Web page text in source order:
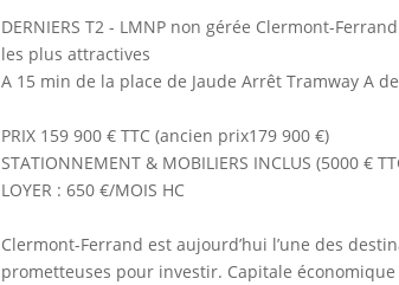
DERNIERS T2 - LMNP non gérée Clermont-
les plus attractives
A 15 min de la place de Jaude Arrêt Tramway A
PRIX 159 900 € TTC (ancien prix179 900 €)
STATIONNEMENT & MOBILIERS INCLUS (5000 €
LOYER : 650 €/MOIS HC
Clermont-Ferrand est aujourd’hui l’une des
prometteuses pour investir. Capitale